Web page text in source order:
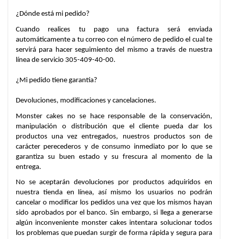
¿Dónde está mi pedido?
Cuando realices tu pago una factura será enviada
automáticamente a tu correo con el número de pedido el cual te
servirá para hacer seguimiento del mismo a través de nuestra
línea de servicio 305-409-40-00.
¿Mi pedido tiene garantía?
Devoluciones, modificaciones y cancelaciones.
Monster cakes no se hace responsable de la conservación,
manipulación o distribución que el cliente pueda dar los
productos una vez entregados, nuestros productos son de
carácter perecederos y de consumo inmediato por lo que se
garantiza su buen estado y su frescura al momento de la
entrega.
No se aceptarán devoluciones por productos adquiridos en
nuestra tienda en línea, así mismo los usuarios no podrán
cancelar o modificar los pedidos una vez que los mismos hayan
sido aprobados por el banco. Sin embargo, si llega a generarse
algún inconveniente monster cakes intentara solucionar todos
los problemas que puedan surgir de forma rápida y segura para